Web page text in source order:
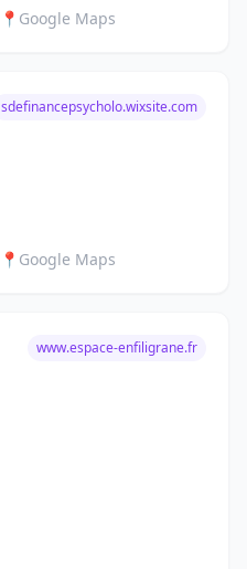
📍 Google Maps
sdefinancepsycholo.wixsite.com
📍 Google Maps
www.espace-enfiligrane.fr